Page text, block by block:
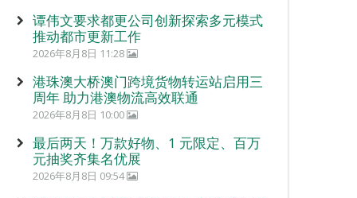
谭伟文要求都更公司创新探索多元模式
推动都市更新工作
2026年8月8日 11:28
港珠澳大桥澳门跨境货物转运站启用三
周年 助力港澳物流高效联通
2026年8月8日 10:00
最后两天！万款好物、1 元限定、百万
元抽奖齐集名优展
2026年8月8日 09:54